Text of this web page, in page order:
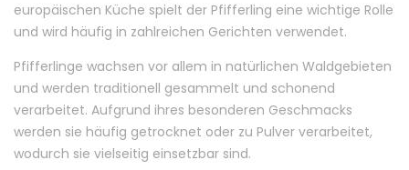
europäischen Küche spielt der Pfifferling eine wichtige Rolle
und wird häufig in zahlreichen Gerichten verwendet.
Pfifferlinge wachsen vor allem in natürlichen Waldgebieten
und werden traditionell gesammelt und schonend
verarbeitet. Aufgrund ihres besonderen Geschmacks
werden sie häufig getrocknet oder zu Pulver verarbeitet,
wodurch sie vielseitig einsetzbar sind.